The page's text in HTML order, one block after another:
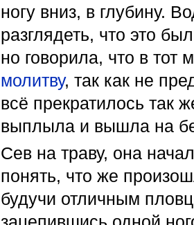
ногу вниз, в глубину.
разглядеть, что это
но говорила, что в тот
молитву, так как не
всё прекратилось так
выплыла и вышла на
Сев на траву, она
понять, что же
будучи отличным